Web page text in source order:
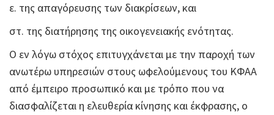
ε. της απαγόρευσης των διακρίσεων, και
στ. της διατήρησης της οικογενειακής ενότητας.
Ο εν λόγω στόχος επιτυγχάνεται με την παροχή των
ανωτέρω υπηρεσιών στους ωφελούμενους του ΚΦΑΑ
από έμπειρο προσωπικό και με τρόπο που να
διασφαλίζεται η ελευθερία κίνησης και έκφρασης, ο